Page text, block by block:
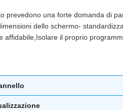
prevedono una forte domanda di
dello schermo-
affidabile,Isolare il proprio